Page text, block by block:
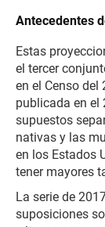
Antecedentes
Estas
el tercer
en el Censo del
publicada en el
supuestos
nativas y las
en los Estados
tener mayores
La serie de
suposiciones